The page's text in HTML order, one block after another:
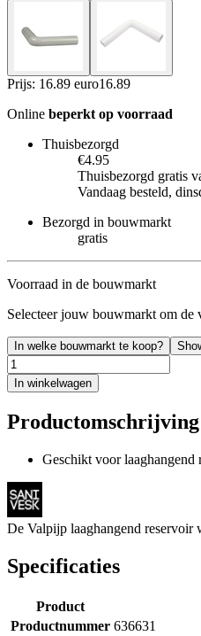
Prijs: 16.89 euro16.89
Online beperkt op voorraad
Thuisbezorgd
€4.95
Thuisbezorgd gratis
Vandaag besteld,
Bezorgd in bouwmarkt
gratis
Voorraad in de bouwmarkt
Selecteer jouw bouwmarkt om
In welke bouwmarkt te koop?
In winkelwagen
Productomschrijving
Geschikt voor laaghangend
De Valpijp laaghangend reservoir
Specificaties
Product
Productnummer 636631